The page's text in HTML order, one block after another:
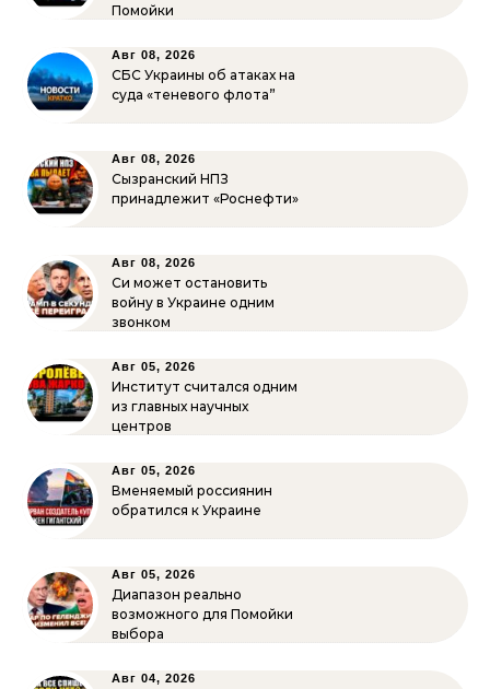
Помойки
Авг 08, 2026
СБС Украины об атаках на
суда «теневого флота”
Авг 08, 2026
Сызранский НПЗ
принадлежит «Роснефти»
Авг 08, 2026
Си может остановить
войну в Украине одним
звонком
Авг 05, 2026
Институт считался одним
из главных научных
центров
Авг 05, 2026
Вменяемый россиянин
обратился к Украине
Авг 05, 2026
Диапазон реально
возможного для Помойки
выбора
Авг 04, 2026